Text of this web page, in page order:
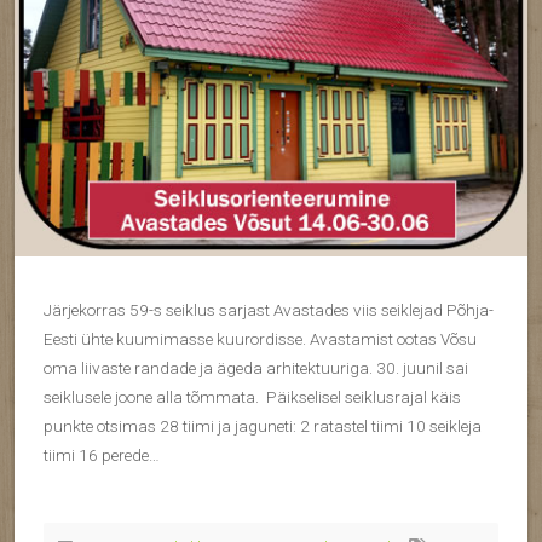
Järjekorras 59-s seiklus sarjast Avastades viis seiklejad Põhja-
Eesti ühte kuumimasse kuurordisse. Avastamist ootas Võsu
oma liivaste randade ja ägeda arhitektuuriga. 30. juunil sai
seiklusele joone alla tõmmata. Päikselisel seiklusrajal käis
punkte otsimas 28 tiimi ja jaguneti: 2 ratastel tiimi 10 seikleja
tiimi 16 perede…